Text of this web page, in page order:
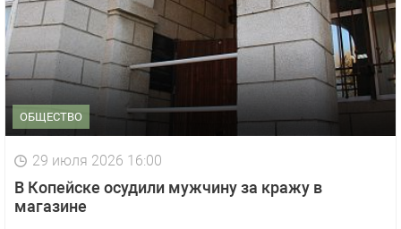
ОБЩЕСТВО
29 июля 2026 16:00
В Копейске осудили мужчину за кражу в
магазине